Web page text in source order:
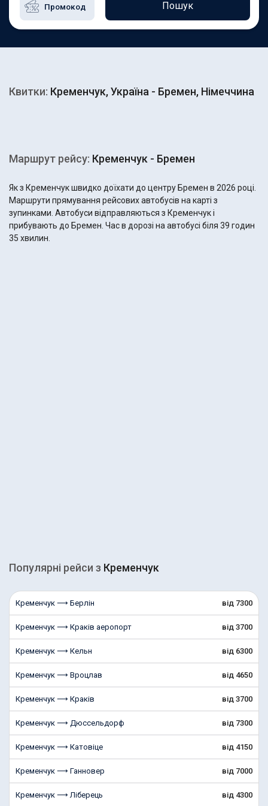
Пошук
Квитки: Кременчук, Україна - Бремен, Німеччина
Маршрут рейсу: Кременчук - Бремен
Як з Кременчук швидко доїхати до центру Бремен в 2026 році.
Маршрути прямування рейсових автобусів на карті з
зупинками. Автобуси відправляються з Кременчук і
прибувають до Бремен. Час в дорозі на автобусі біля 39 годин
35 хвилин.
Популярні рейcи з Кременчук
Кременчук ⟶ Берлін від 7300
Кременчук ⟶ Краків аеропорт від 3700
Кременчук ⟶ Кельн від 6300
Кременчук ⟶ Вроцлав від 4650
Кременчук ⟶ Краків від 3700
Кременчук ⟶ Дюссельдорф від 7300
Кременчук ⟶ Катовіце від 4150
Кременчук ⟶ Ганновер від 7000
Кременчук ⟶ Ліберець від 4300